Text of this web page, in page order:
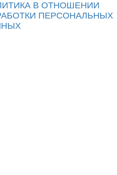
В ОТНОШЕНИИ
ПЕРСОНАЛЬНЫХ